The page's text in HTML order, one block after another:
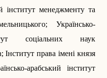
інститут менеджменту та
Українсько-
соціальних наук
права імені князя
арабський інститут